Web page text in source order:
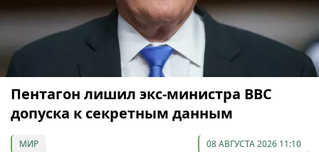
Пентагон лишил экс-министра ВВС
допуска к секретным данным
МИР 08 АВГУСТА 2026 11:10